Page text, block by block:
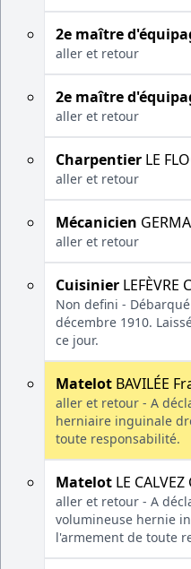
2e maître
aller et retour
2e maître
aller et retour
Charpentier LE
aller et retour
Mécanicien
aller et retour
Cuisinier LEFÈVRE
Non defini -
décembre 1910.
ce jour.
Matelot BAVILÉE
aller et retour - A
herniaire inguinale
toute responsabilité.
Matelot LE
aller et retour - A
volumineuse hernie
l'armement de toute